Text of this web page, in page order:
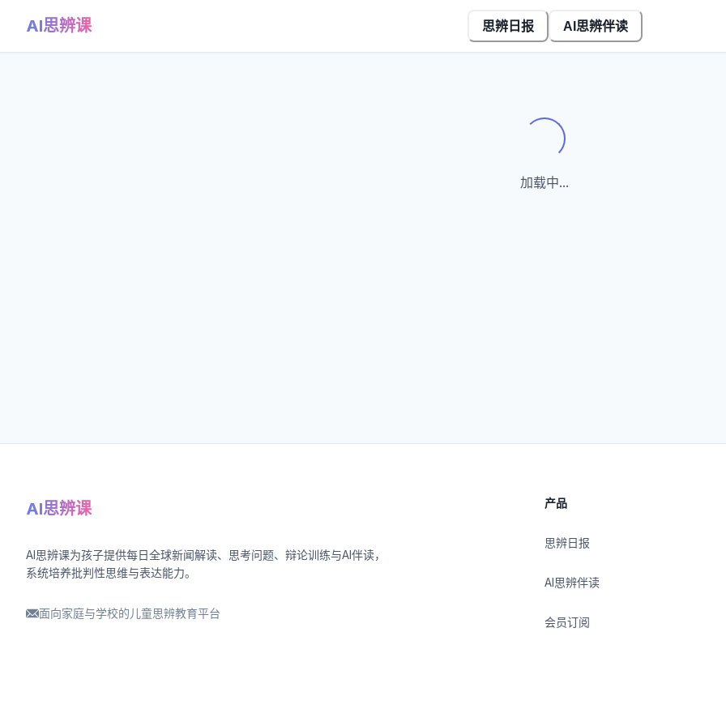
AI思辨课 思辨日报 AI思辨伴读
Loading...
加载中...
AI思辨课
AI思辨课为孩子提供每日全球新闻解读、思考问题、辩论训练与AI伴读，
系统培养批判性思维与表达能力。
面向家庭与学校的儿童思辨教育平台
产品
思辨日报
AI思辨伴读
会员订阅